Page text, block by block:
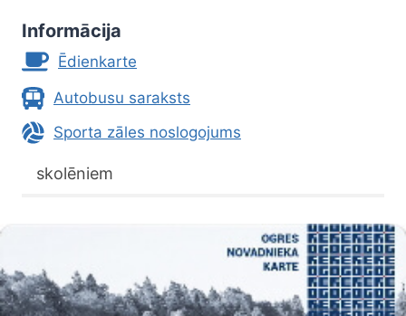
Informācija
Ēdienkarte
Autobusu saraksts
Sporta zāles noslogojums
skolēniem